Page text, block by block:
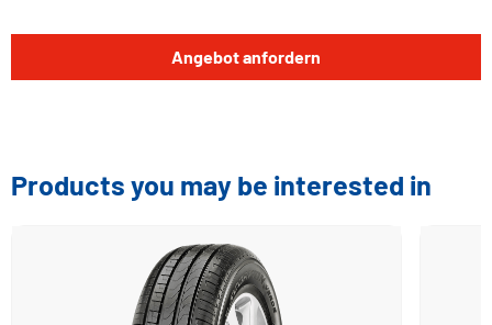
Angebot anfordern
Products you may be interested in